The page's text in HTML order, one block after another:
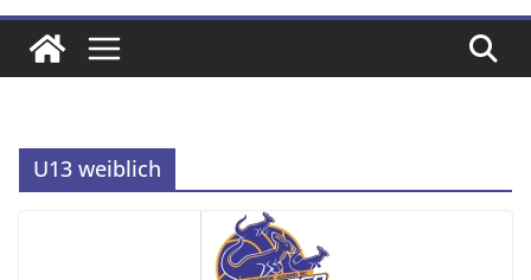
U13 weiblich